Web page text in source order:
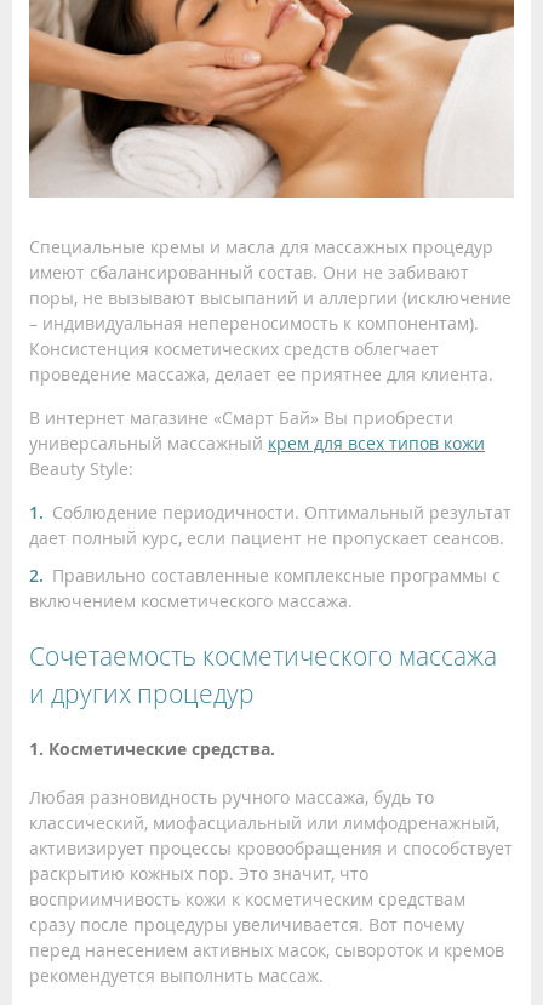
Специальные кремы и масла для массажных процедур
имеют сбалансированный состав. Они не забивают
поры, не вызывают высыпаний и аллергии (исключение
– индивидуальная непереносимость к компонентам).
Консистенция косметических средств облегчает
проведение массажа, делает ее приятнее для клиента.
В интернет магазине «Смарт Бай» Вы приобрести
универсальный массажный крем для всех типов кожи
Beauty Style:
Соблюдение периодичности. Оптимальный результат
дает полный курс, если пациент не пропускает сеансов.
Правильно составленные комплексные программы с
включением косметического массажа.
Сочетаемость косметического массажа
и других процедур
1. Косметические средства.
Любая разновидность ручного массажа, будь то
классический, миофасциальный или лимфодренажный,
активизирует процессы кровообращения и способствует
раскрытию кожных пор. Это значит, что
восприимчивость кожи к косметическим средствам
сразу после процедуры увеличивается. Вот почему
перед нанесением активных масок, сывороток и кремов
рекомендуется выполнить массаж.